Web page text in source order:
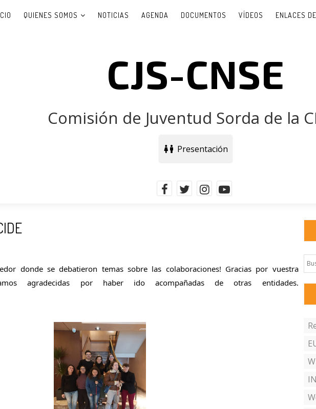
QUIENES SOMOS NOTICIAS AGENDA DOCUMENTOS VÍDEOS ENLACES
CJS-CNSE
Comisión de Juventud Sorda de la
Presentación
donde se debatieron temas sobre las colaboraciones! Gracias por vuestra
agradecidas por haber ido acompañadas de otras entidades.